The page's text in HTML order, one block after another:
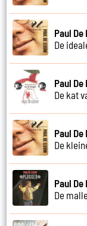
Paul De
De
Paul De
De kat
Paul De
De
Paul
De